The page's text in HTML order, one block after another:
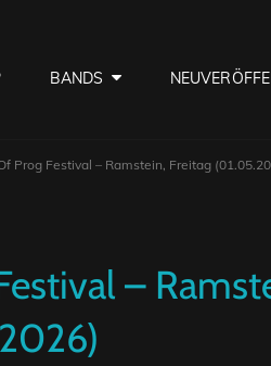
BANDS
Prog Festival – Ramstein, Freitag
–